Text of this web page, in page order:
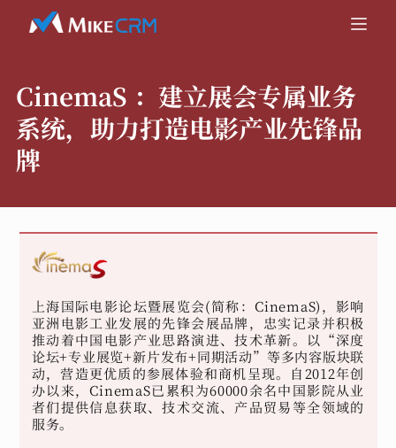
CinemaS ： 建立展会专属业务
系统，助力打造电影产业先锋品
牌
上海国际电影论坛暨展览会(简称：CinemaS)，影响
亚洲电影工业发展的先锋会展品牌，忠实记录并积极
推动着中国电影产业思路演进、技术革新。以“深度
论坛+专业展览+新片发布+同期活动”等多内容版块联
动，营造更优质的参展体验和商机呈现。自2012年创
办以来，CinemaS已累积为60000余名中国影院从业
者们提供信息获取、技术交流、产品贸易等全领域的
服务。